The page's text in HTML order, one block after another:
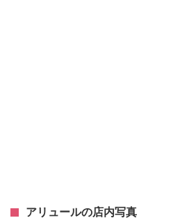
アリュールの店内写真